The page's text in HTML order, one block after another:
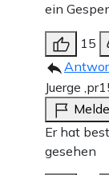
ein
15
Juerge ,pr
Er hat
gesehen